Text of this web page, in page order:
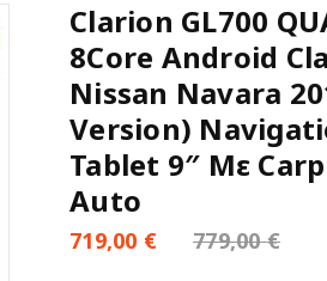
Clarion GL700
8Core Android
Nissan Navara
Version)
Tablet 9″ Με
Auto
779,00€
719,00 €